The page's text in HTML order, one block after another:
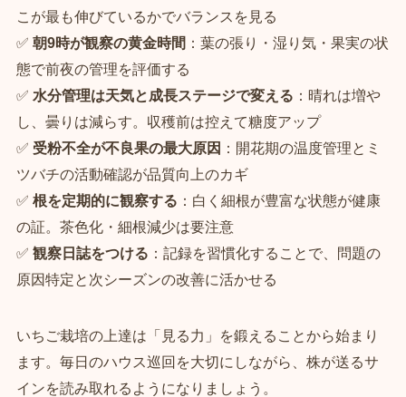
こが最も伸びているかでバランスを見る
✅ 朝9時が観察の黄金時間 ：葉の張り・湿り気・果実の状
態で前夜の管理を評価する
✅ 水分管理は天気と成長ステージで変える ：晴れは増や
し、曇りは減らす。収穫前は控えて糖度アップ
✅ 受粉不全が不良果の最大原因 ：開花期の温度管理とミ
ツバチの活動確認が品質向上のカギ
✅ 根を定期的に観察する ：白く細根が豊富な状態が健康
の証。茶色化・細根減少は要注意
✅ 観察日誌をつける ：記録を習慣化することで、問題の
原因特定と次シーズンの改善に活かせる
いちご栽培の上達は「見る力」を鍛えることから始まり
ます。毎日のハウス巡回を大切にしながら、株が送るサ
インを読み取れるようになりましょう。